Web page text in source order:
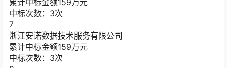
累计中标金额159万元
中标次数：3次
7
浙江安诺数据技术服务有限公司
累计中标金额159万元
中标次数：3次